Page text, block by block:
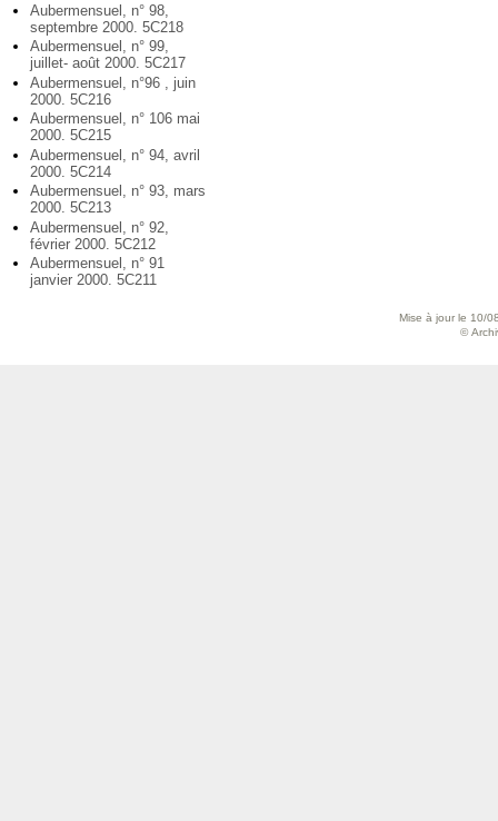
Aubermensuel, n° 98,
septembre 2000. 5C218
Aubermensuel, n° 99,
juillet- août 2000. 5C217
Aubermensuel, n°96 , juin
2000. 5C216
Aubermensuel, n° 106 mai
2000. 5C215
Aubermensuel, n° 94, avril
2000. 5C214
Aubermensuel, n° 93, mars
2000. 5C213
Aubermensuel, n° 92,
février 2000. 5C212
Aubermensuel, n° 91
janvier 2000. 5C211
Mise à jour le 10/
©